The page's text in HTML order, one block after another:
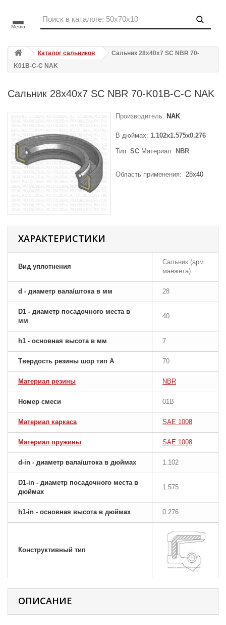
Меню
Каталог сальников
Сальник 28x40x7 SC NBR 70-
K01B-C-C NAK
Сальник 28x40x7 SC NBR 70-K01B-C-C NAK
Производитель: NAK
В дюймах: 1.102x1.575x0.276
Тип: SC Материал: NBR
Область применения: 28x40
ХАРАКТЕРИСТИКИ
Вид уплотнения
Сальник (арм.
манжета)
d - диаметр вала/штока в мм 28
D1 - диаметр посадочного места в
мм
40
h1 - основная высота в мм 7
Твердость резины шор тип A 70
Материал резины NBR
Номер смеси 01B
Материал каркаса SAE 1008
Материал пружины SAE 1008
d-in - диаметр вала/штока в дюймах 1.102
D1-in - диаметр посадочного места в
дюймах
1.575
h1-in - основная высота в дюймах 0.276
Конструктивный тип
ОПИСАНИЕ